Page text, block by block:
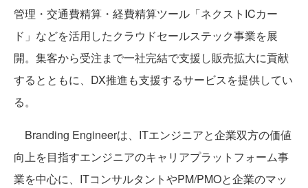
管理・交通費精算・経費精算ツール「ネクストICカー
ド」などを活用したクラウドセールステック事業を展
開。集客から受注まで一社完結で支援し販売拡大に貢献
するとともに、DX推進も支援するサービスを提供してい
る。
Branding Engineerは、ITエンジニアと企業双方の価値
向上を目指すエンジニアのキャリアプラットフォーム事
業を中心に、ITコンサルタントやPM/PMOと企業のマッ